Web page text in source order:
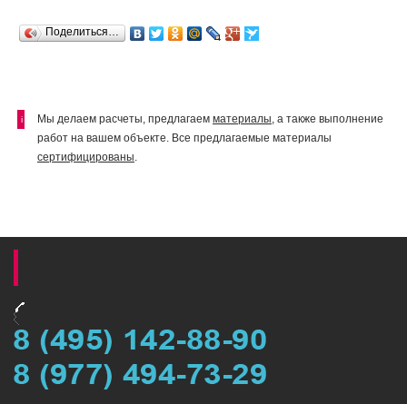
Поделиться…
i Мы делаем расчеты, предлагаем материалы, а также выполнение
работ на вашем объекте. Все предлагаемые материалы
сертифицированы.